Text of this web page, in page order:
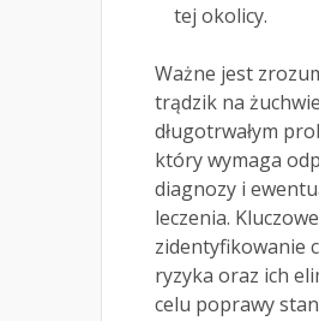
tej okolicy.
Ważne jest
trądzik na
długotrwałym
który wymaga
diagnozy i
leczenia.
zidentyfikowanie
ryzyka oraz ich
celu poprawy